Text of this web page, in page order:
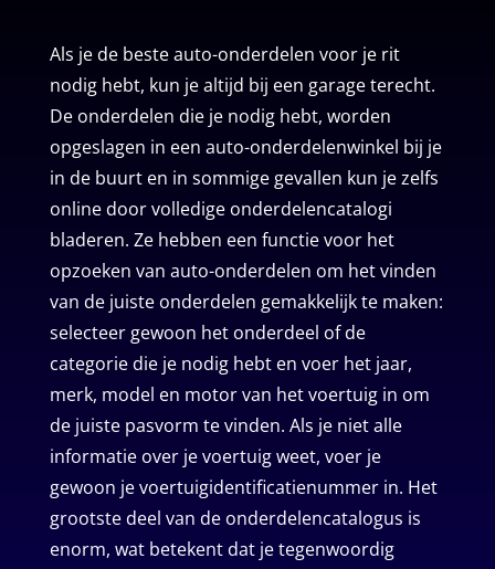
Als je de beste auto-onderdelen voor je rit
nodig hebt, kun je altijd bij een garage terecht.
De onderdelen die je nodig hebt, worden
opgeslagen in een auto-onderdelenwinkel bij je
in de buurt en in sommige gevallen kun je zelfs
online door volledige onderdelencatalogi
bladeren. Ze hebben een functie voor het
opzoeken van auto-onderdelen om het vinden
van de juiste onderdelen gemakkelijk te maken:
selecteer gewoon het onderdeel of de
categorie die je nodig hebt en voer het jaar,
merk, model en motor van het voertuig in om
de juiste pasvorm te vinden. Als je niet alle
informatie over je voertuig weet, voer je
gewoon je voertuigidentificatienummer in. Het
grootste deel van de onderdelencatalogus is
enorm, wat betekent dat je tegenwoordig